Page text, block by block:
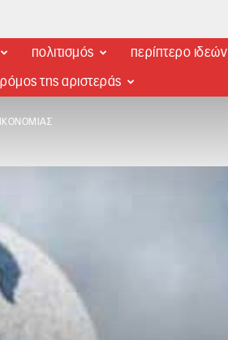
πολιτισμός περίπτερο ιδεών
της αριστεράς